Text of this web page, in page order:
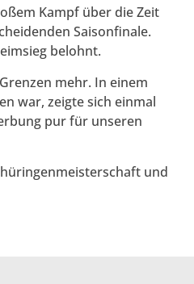
Kampf über die Zeit
Saisonfinale.
belohnt.
mehr. In einem
war, zeigte sich einmal
pur für unseren
und